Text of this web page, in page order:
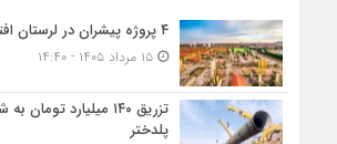
۴ پروژه پیشران در لرستان افتتاح می‌شود
۱۵ مرداد ۱۴۰۵ - ۱۴:۴۰
تزریق ۱۴۰ میلیارد
پلدختر